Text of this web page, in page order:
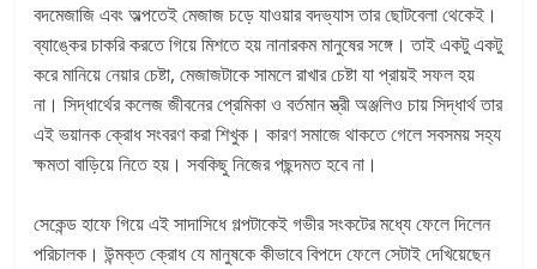
বদমেজাজি এবং অল্পতেই মেজাজ চড়ে যাওয়ার বদভ্যাস তার ছোটবেলা থেকেই।
ব্যাঙ্কের চাকরি করতে গিয়ে মিশতে হয় নানারকম মানুষের সঙ্গে। তাই একটু একটু
করে মানিয়ে নেয়ার চেষ্টা, মেজাজটাকে সামলে রাখার চেষ্টা যা প্রায়ই সফল হয়
না। সিদ্ধার্থের কলেজ জীবনের প্রেমিকা ও বর্তমান স্ত্রী অঞ্জলিও চায় সিদ্ধার্থ তার
এই ভয়ানক ক্রোধ সংবরণ করা শিখুক। কারণ সমাজে থাকতে গেলে সবসময় সহ্য
ক্ষমতা বাড়িয়ে নিতে হয়। সবকিছু নিজের পছন্দমত হবে না।
সেকেন্ড হাফে গিয়ে এই সাদাসিধে গল্পটাকেই গভীর সংকটের মধ্যে ফেলে দিলেন
পরিচালক। উন্মক্ত ক্রোধ যে মানুষকে কীভাবে বিপদে ফেলে সেটাই দেখিয়েছেন